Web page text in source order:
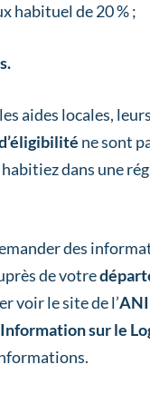
habituel de 20 % ;
aides locales, leurs
ne sont
dans une
des
de votre
voir le site de l’
sur le